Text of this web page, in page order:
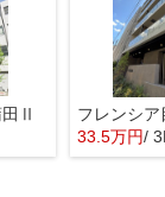
田Ⅱ
フレンシア
33.5万円/